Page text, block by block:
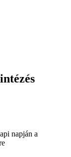
napján a